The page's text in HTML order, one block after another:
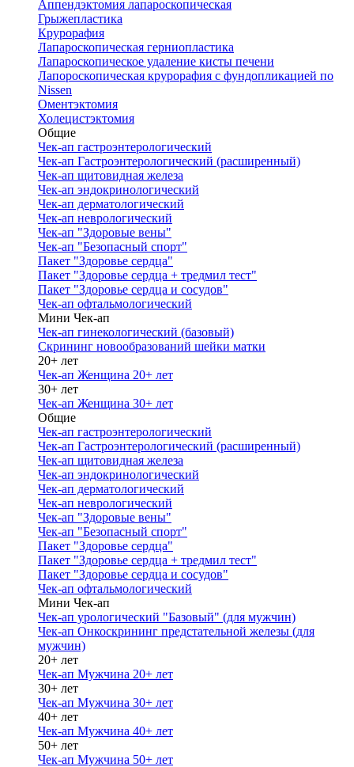
Аппендэктомия лапароскопическая
Грыжепластика
Крурорафия
Лапароскопическая герниопластика
Лапароскопическое удаление кисты печени
Лапороскопическая крурорафия с фундопликацией по
Nissen
Оментэктомия
Холецистэктомия
Общие
Чек-ап гастроэнтерологический
Чек-ап Гастроэнтерологический (расширенный)
Чек-ап щитовидная железа
Чек-ап эндокринологический
Чек-ап дерматологический
Чек-ап неврологический
Чек-ап "Здоровые вены"
Чек-ап "Безопасный спорт"
Пакет "Здоровье сердца"
Пакет "Здоровье сердца + тредмил тест"
Пакет "Здоровье сердца и сосудов"
Чек-ап офтальмологический
Мини Чек-ап
Чек-ап гинекологический (базовый)
Скрининг новообразований шейки матки
20+ лет
Чек-ап Женщина 20+ лет
30+ лет
Чек-ап Женщина 30+ лет
Общие
Чек-ап гастроэнтерологический
Чек-ап Гастроэнтерологический (расширенный)
Чек-ап щитовидная железа
Чек-ап эндокринологический
Чек-ап дерматологический
Чек-ап неврологический
Чек-ап "Здоровые вены"
Чек-ап "Безопасный спорт"
Пакет "Здоровье сердца"
Пакет "Здоровье сердца + тредмил тест"
Пакет "Здоровье сердца и сосудов"
Чек-ап офтальмологический
Мини Чек-ап
Чек-ап урологический "Базовый" (для мужчин)
Чек-ап Онкоскрининг предстательной железы (для
мужчин)
20+ лет
Чек-ап Мужчина 20+ лет
30+ лет
Чек-ап Мужчина 30+ лет
40+ лет
Чек-ап Мужчина 40+ лет
50+ лет
Чек-ап Мужчина 50+ лет